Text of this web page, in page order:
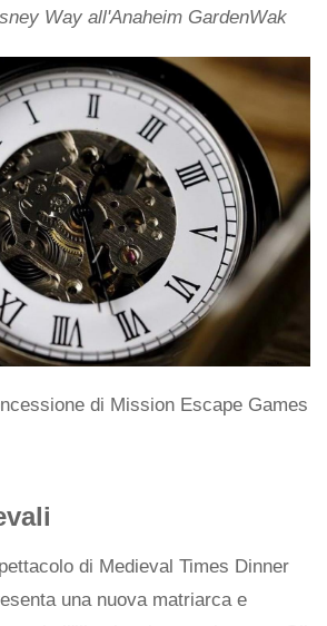
Way all'Anaheim GardenWak
di Mission Escape Games
di Medieval Times Dinner
una nuova matriarca e